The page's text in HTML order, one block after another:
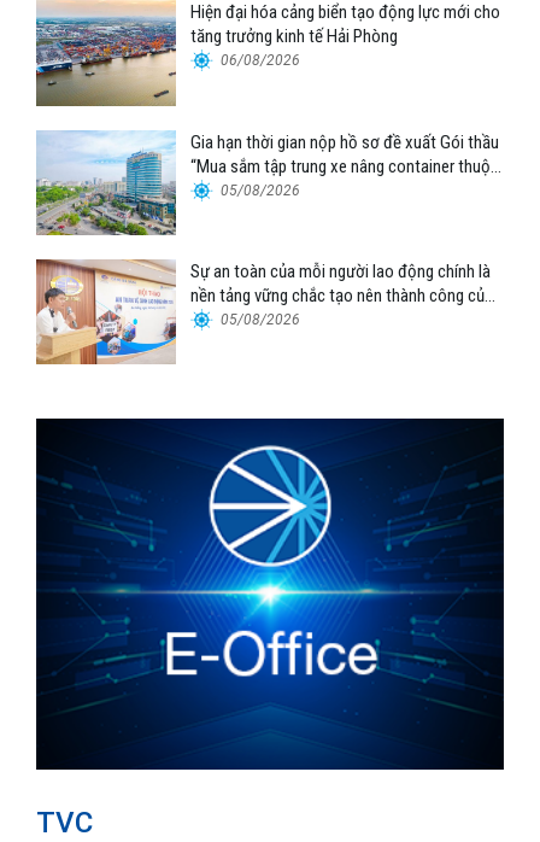
Hiện đại hóa cảng biển tạo động lực mới cho
tăng trưởng kinh tế Hải Phòng
06/08/2026
Gia hạn thời gian nộp hồ sơ đề xuất Gói thầu
“Mua sắm tập trung xe nâng container thuộc
Tổng công ty Hàng hải Việt Nam – CTCP”
05/08/2026
Sự an toàn của mỗi người lao động chính là
nền tảng vững chắc tạo nên thành công của
Cảng Đà Nẵng
05/08/2026
TVC